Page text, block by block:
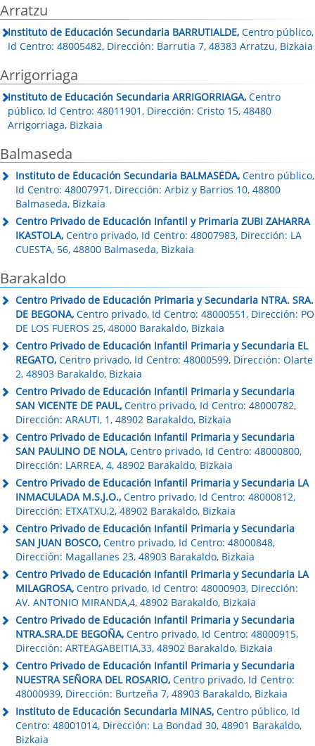
Arratzu
Instituto de Educación Secundaria BARRUTIALDE, Centro público,
Id Centro: 48005482, Dirección: Barrutia 7, 48383 Arratzu, Bizkaia
Arrigorriaga
Instituto de Educación Secundaria ARRIGORRIAGA, Centro
público, Id Centro: 48011901, Dirección: Cristo 15, 48480
Arrigorriaga, Bizkaia
Balmaseda
Instituto de Educación Secundaria BALMASEDA, Centro público,
Id Centro: 48007971, Dirección: Arbiz y Barrios 10, 48800
Balmaseda, Bizkaia
Centro Privado de Educación Infantil y Primaria ZUBI ZAHARRA
IKASTOLA, Centro privado, Id Centro: 48007983, Dirección: LA
CUESTA, 56, 48800 Balmaseda, Bizkaia
Barakaldo
Centro Privado de Educación Primaria y Secundaria NTRA. SRA.
DE BEGONA, Centro privado, Id Centro: 48000551, Dirección: PO
DE LOS FUEROS 25, 48000 Barakaldo, Bizkaia
Centro Privado de Educación Infantil Primaria y Secundaria EL
REGATO, Centro privado, Id Centro: 48000599, Dirección: Olarte
2, 48903 Barakaldo, Bizkaia
Centro Privado de Educación Infantil Primaria y Secundaria
SAN VICENTE DE PAUL, Centro privado, Id Centro: 48000782,
Dirección: ARAUTI, 1, 48902 Barakaldo, Bizkaia
Centro Privado de Educación Infantil Primaria y Secundaria
SAN PAULINO DE NOLA, Centro privado, Id Centro: 48000800,
Dirección: LARREA, 4, 48902 Barakaldo, Bizkaia
Centro Privado de Educación Infantil Primaria y Secundaria LA
INMACULADA M.S.J.O., Centro privado, Id Centro: 48000812,
Dirección: ETXATXU,2, 48902 Barakaldo, Bizkaia
Centro Privado de Educación Infantil Primaria y Secundaria
SAN JUAN BOSCO, Centro privado, Id Centro: 48000848,
Dirección: Magallanes 23, 48903 Barakaldo, Bizkaia
Centro Privado de Educación Infantil Primaria y Secundaria LA
MILAGROSA, Centro privado, Id Centro: 48000903, Dirección:
AV. ANTONIO MIRANDA,4, 48902 Barakaldo, Bizkaia
Centro Privado de Educación Infantil Primaria y Secundaria
NTRA.SRA.DE BEGOÑA, Centro privado, Id Centro: 48000915,
Dirección: ARTEAGABEITIA,33, 48902 Barakaldo, Bizkaia
Centro Privado de Educación Infantil Primaria y Secundaria
NUESTRA SEÑORA DEL ROSARIO, Centro privado, Id Centro:
48000939, Dirección: Burtzeña 7, 48903 Barakaldo, Bizkaia
Instituto de Educación Secundaria MINAS, Centro público, Id
Centro: 48001014, Dirección: La Bondad 30, 48901 Barakaldo,
Bizkaia